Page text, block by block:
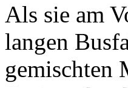
Als sie am
langen
gemischten